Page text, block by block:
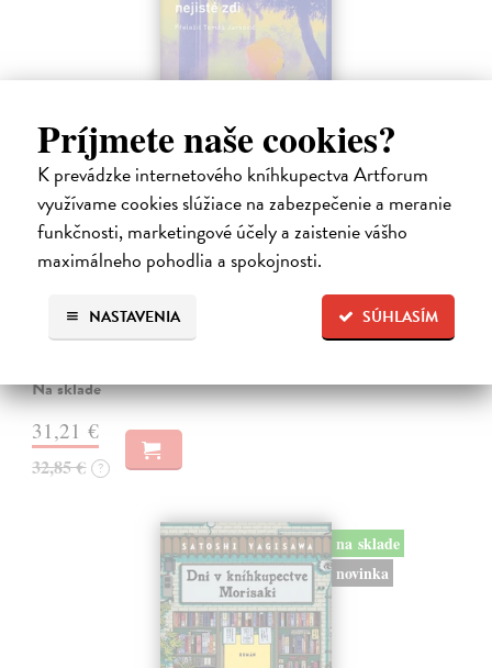
Príjmete naše cookies?
K prevádzke internetového kníhkupectva Artforum
využívame cookies slúžiace na zabezpečenie a meranie
funkčnosti, marketingové účely a zaistenie vášho
maximálneho pohodlia a spokojnosti.
SÚHLASÍM
NASTAVENIA
Město a jeho nejisté zdi
Murakami Haruki| Kniha
Ty jsi to byla, kdo mi vyprávěl o tom městě. Město a jeho nejisté zdi –
dlouho očekávaný román Harukiho Murakamiho volně navazuje na
autorovu starší novelu z roku 1980 a tematicky se prolíná s jeho
Na sklade
31,21 €
32,85 € ?
na sklade
novinka